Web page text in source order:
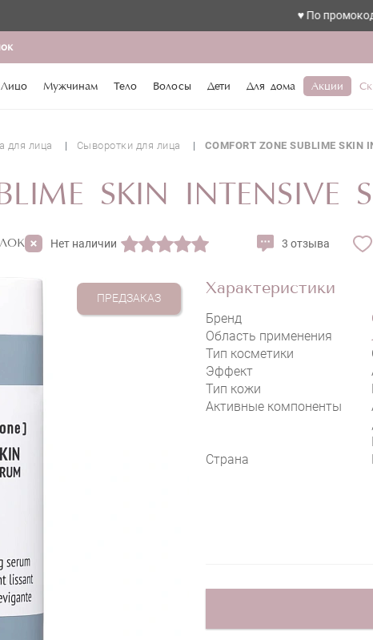
♥️ По промокоду love
Лицо Мужчинам Тело Волосы Дети Для дома Акции
для лица Сыворотки для лица COMFORT ZONE SUBLIME SKIN
SKIN INTENSIVE
Нет наличии 3 отзыва
ПРЕДЗАКАЗ
ZONE SUBLIME SKIN INTENSIVE SERUM
Характеристики
Бренд
Область применения
Тип косметики
Эффект
Тип кожи
Активные компоненты
Страна